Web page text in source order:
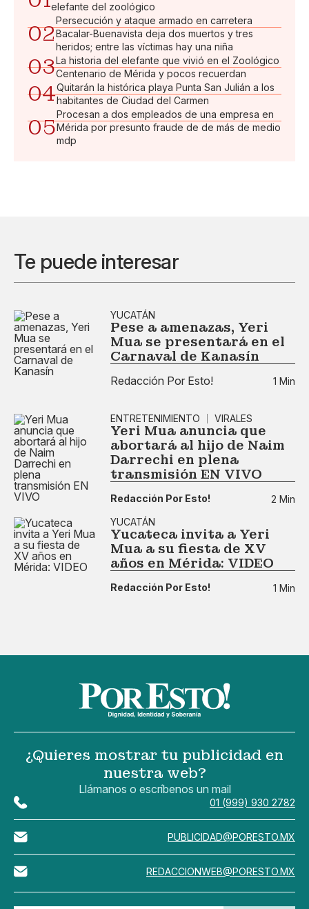
elefante del zoológico
02
Persecución y ataque armado en carretera
Bacalar-Buenavista deja dos muertos y tres
heridos; entre las víctimas hay una niña
03La historia del elefante que vivió en el Zoológico
Centenario de Mérida y pocos recuerdan
04Quitarán la histórica playa Punta San Julián a los
habitantes de Ciudad del Carmen
05
Procesan a dos empleados de una empresa en
Mérida por presunto fraude de de más de medio
mdp
Te puede interesar
YUCATÁN
Pese a amenazas, Yeri
Mua se presentará en el
Carnaval de Kanasín
Redacción Por Esto! 1 Min
ENTRETENIMIENTO VIRALES
Yeri Mua anuncia que
abortará al hijo de Naim
Darrechi en plena
transmisión EN VIVO
Redacción Por Esto!
2 Min
YUCATÁN
Yucateca invita a Yeri
Mua a su fiesta de XV
años en Mérida: VIDEO
Redacción Por Esto! 1 Min
¿Quieres mostrar tu publicidad en
nuestra web?
Llámanos o escríbenos un mail
01 (999) 930 2782
PUBLICIDAD@PORESTO.MX
REDACCIONWEB@PORESTO.MX